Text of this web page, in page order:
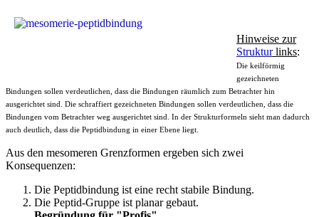
Hinweise zur
Strukturlinks:
Die keilförmig
gezeichneten
Bindungen sollen verdeutlichen, dass die Bindungen räumlich zum Betrachter hin
ausgerichtet sind. Die schraffiert gezeichneten Bindungen sollen verdeutlichen, dass die
Bindungen vom Betrachter weg ausgerichtet sind. In der Strukturformeln sieht man dadurch
auch deutlich, dass die Peptidbindung in einer Ebene liegt.
Aus den mesomeren Grenzformen ergeben sich zwei
Konsequenzen:
Die Peptidbindung ist eine recht stabile Bindung.
Die Peptid-Gruppe ist planargebaut.